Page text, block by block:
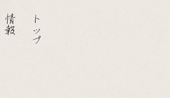
情報 トップ